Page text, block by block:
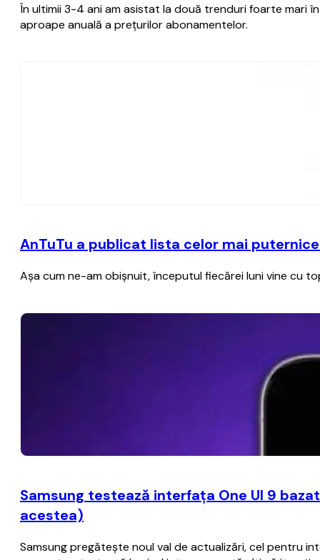
În ultimii 3-4 ani am asistat la două trenduri foarte mari
aproape anuală a preţurilor abonamentelor.
AnTuTu a publicat lista celor mai
Aşa cum ne-am obişnuit, începutul fiecărei luni vine cu
Samsung testează interfaţa One UI 9
acestea)
Samsung pregăteşte noul val de actualizări, cel pentru